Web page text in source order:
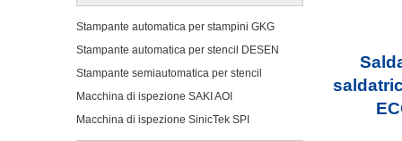
Stampante automatica per stampini GKG
Stampante automatica per stencil DESEN
Stampante semiautomatica per stencil
Macchina di ispezione SAKI AOI
Macchina di ispezione SinicTek SPI